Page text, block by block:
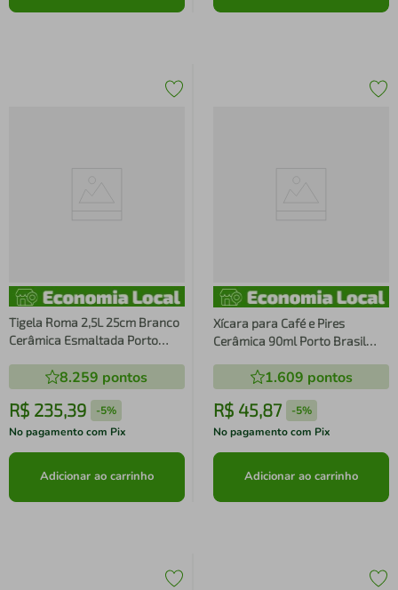
Tigela Roma 2,5L 25cm Branco
Cerâmica Esmaltada Porto
8.259 pontos
R$ 235,39 -5%
No pagamento com Pix
Adicionar ao carrinho
Xícara para Café e Pires
Cerâmica 90ml Porto Brasil
1.609 pontos
R$ 45,87 -5%
No pagamento com Pix
Adicionar ao carrinho